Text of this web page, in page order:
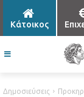
Κάτοικος
Δημοσιεύσεις